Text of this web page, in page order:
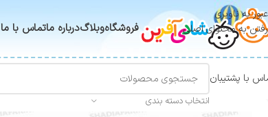
عبور به ناوبری
رفتن به محتوای اصلی
فروشگاهوبلاگدرباره ماتماس با ما
با پشتیبان
انتخاب دسته بندی